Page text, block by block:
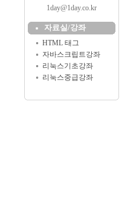
1day@1day.co.kr
자료실/강좌
HTML 태그
자바스크립트강좌
리눅스기초강좌
리눅스중급강좌